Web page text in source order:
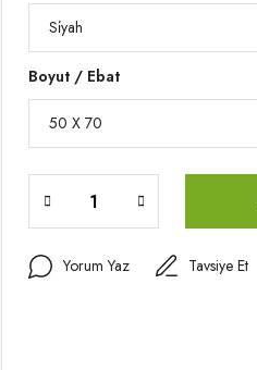
Boyut / Ebat
Yorum Yaz Tavsiye Et